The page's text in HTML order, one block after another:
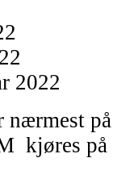
2022
kjøres på